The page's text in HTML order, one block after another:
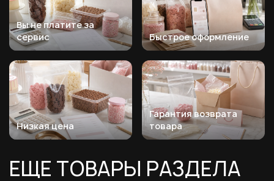
Вы не платите за
сервис
Быстрое оформление
Низкая цена
Гарантия возврата
товара
ЕЩЕ ТОВАРЫ РАЗДЕЛА